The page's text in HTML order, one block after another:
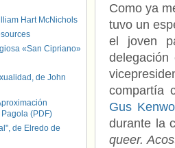
Como ya
tuvo un
el joven
delegación
compartía
Gus
durante la
queer.
Hart McNichols
«San Cipriano»
de John
(PDF)
de Elredo de